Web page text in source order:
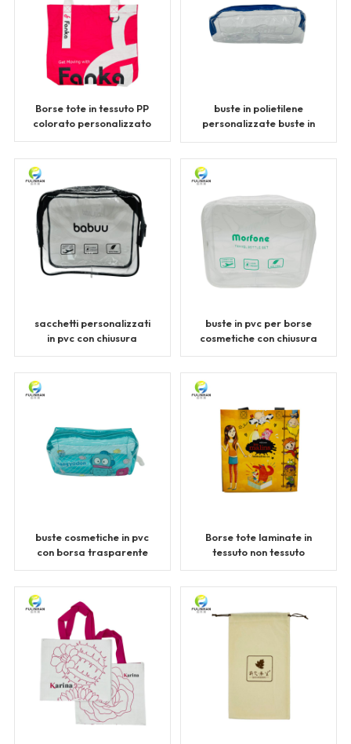
Borse tote in tessuto PP
colorato personalizzato
buste in polietilene
personalizzate buste in
sacchetti personalizzati
in pvc con chiusura
buste in pvc per borse
cosmetiche con chiusura
buste cosmetiche in pvc
con borsa trasparente
Borse tote laminate in
tessuto non tessuto